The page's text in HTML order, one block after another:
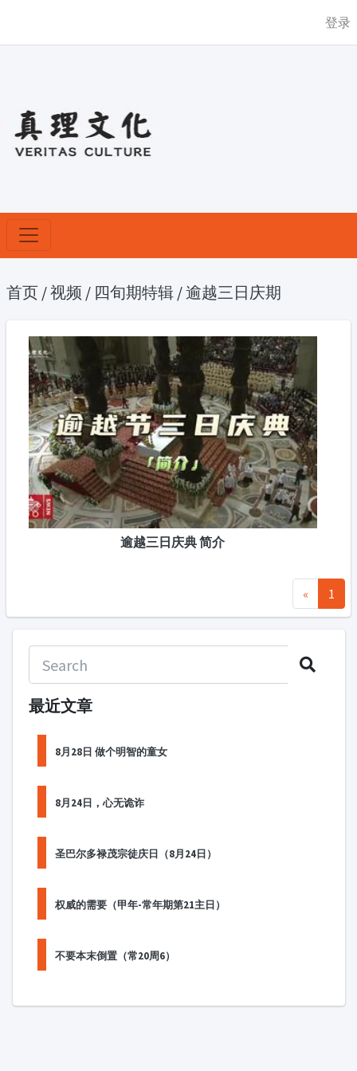
登录
首页 /视频 / 四旬期特辑 /逾越三日庆期
逾越三日庆典 简介
« 1
最近文章
8月28日 做个明智的童女
8月24日，心无诡诈
圣巴尔多禄茂宗徒庆日（8月24日）
权威的需要（甲年-常年期第21主日）
不要本末倒置（常20周6）